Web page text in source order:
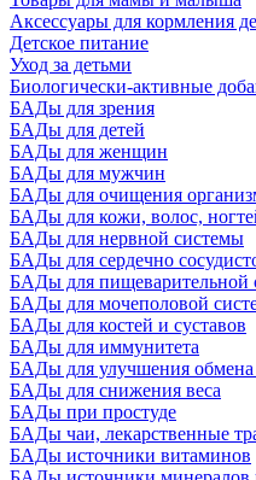
Аксессуары для кормления
Детское питание
Уход за детьми
Биологически-активные
БАДы для зрения
БАДы для детей
БАДы для женщин
БАДы для мужчин
БАДы для очищения
БАДы для кожи, волос,
БАДы для нервной системы
БАДы для сердечно
БАДы для пищеварительной
БАДы для мочеполовой
БАДы для костей и суставов
БАДы для иммунитета
БАДы для улучшения обмена
БАДы для снижения веса
БАДы при простуде
БАДы чаи, лекарственные
БАДы источники витаминов